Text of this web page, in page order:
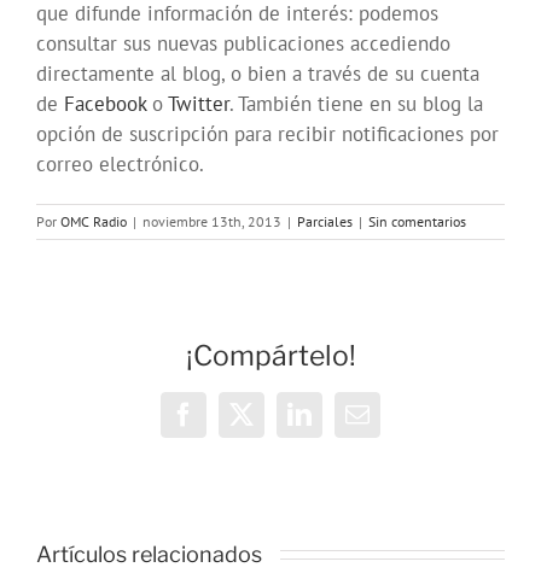
que difunde información de interés: podemos
consultar sus nuevas publicaciones accediendo
directamente al blog, o bien a través de su cuenta
de FacebookoTwitter. También tiene en su blog la
opción de suscripción para recibir notificaciones por
correo electrónico.
Por OMC Radio | noviembre 13th, 2013 | Parciales | Sin comentarios
¡Compártelo!
Artículos relacionados